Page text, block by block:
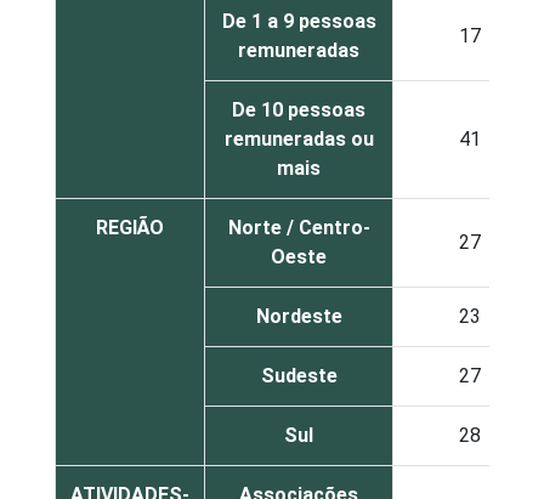
De 1 a 9 pessoas
remuneradas
17
De 10 pessoas
remuneradas ou
mais
41
REGIÃO
Norte / Centro-
Oeste
27
Nordeste 23
Sudeste 27
Sul 28